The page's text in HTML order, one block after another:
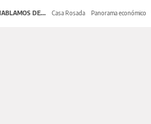
DE... Casa Rosada Panorama económico